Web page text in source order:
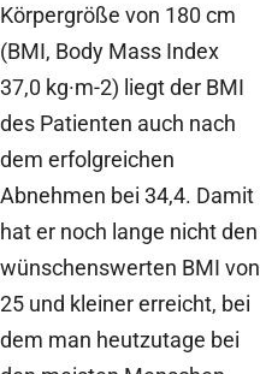
Körpergröße von 180 cm
(BMI, Body Mass Index
37,0 kg·m-2) liegt der BMI
des Patienten auch nach
dem erfolgreichen
Abnehmen bei 34,4. Damit
hat er noch lange nicht den
wünschenswerten BMI von
25 und kleiner erreicht, bei
dem man heutzutage bei